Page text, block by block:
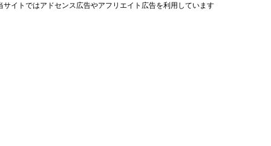
サイトではアドセンス広告やアフリエイト広告を利用しています